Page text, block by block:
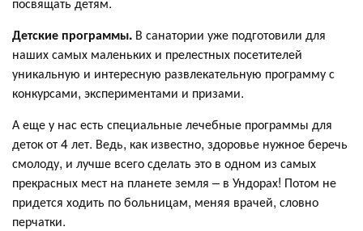
Детские программы. В санатории уже подготовили для
наших самых маленьких и прелестных посетителей
уникальную и интересную развлекательную программу с
конкурсами, экспериментами и призами.
А еще у нас есть специальные лечебные программы для
деток от 4 лет. Ведь, как известно, здоровье нужное беречь
смолоду, и лучше всего сделать это в одном из самых
прекрасных мест на планете земля – в Ундорах! Потом не
придется ходить по больницам, меняя врачей, словно
перчатки.